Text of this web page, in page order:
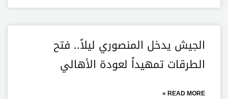
الجيش يدخل المنصوري ليلاً.. فتح
الطرقات تمهيداً لعودة الأهالي
READ MORE »